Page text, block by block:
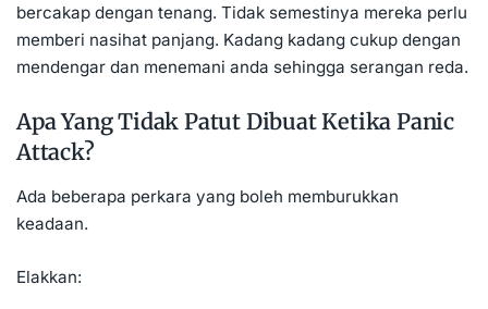
bercakap dengan tenang. Tidak semestinya mereka perlu
memberi nasihat panjang. Kadang kadang cukup dengan
mendengar dan menemani anda sehingga serangan reda.
Apa Yang Tidak Patut Dibuat Ketika Panic
Attack?
Ada beberapa perkara yang boleh memburukkan
keadaan.
Elakkan: